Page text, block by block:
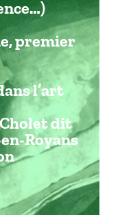
premier
l’art
dit
Royans